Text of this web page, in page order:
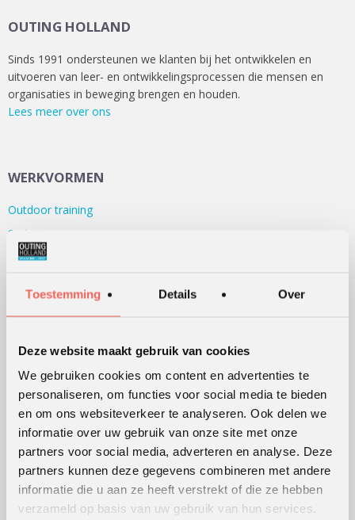
Toestemming Details Over
Deze website maakt gebruik van cookies
We gebruiken cookies om content en advertenties te
personaliseren, om functies voor social media te bieden
en om ons websiteverkeer te analyseren. Ook delen we
informatie over uw gebruik van onze site met onze
partners voor social media, adverteren en analyse. Deze
partners kunnen deze gegevens combineren met andere
informatie die u aan ze heeft verstrekt of die ze hebben
verzameld op basis van uw gebruik van hun services.
OUTING HOLLAND
Sinds 1991 ondersteunen we klanten bij het ontwikkelen en
uitvoeren van leer- en ontwikkelingsprocessen die mensen en
organisaties in beweging brengen en houden.
Lees meer over ons
WERKVORMEN
Outdoor training
Serious games
Teambuilding
Persoonlijke ontwikkeling
KLANTWAARDERING
Lees hier de beoordelingen van verschillende klanten.
WERKWIJZE
Hoe wij werken